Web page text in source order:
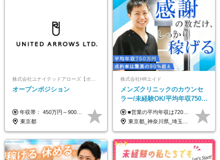
株式会社ユナイテッドアローズ【ポジションマッチ登録】
オープンポジション
年収帯： 450万円～900万円 ※経験・スキルを考慮の上、決定します。
東京都
株式会社HRエイド
メンズクリニックのカウンセ
ラー/未経験OK/平均年収750万
円/4人に1人が年収1000万円超
え/成約率90％
■営業の平均年収は720万円！ ■4人に1人が年収1000万円超え 月給27万円～100万円+インセンティブ(平均月20～40万円程) ＜インセンティブ制度について＞ 当社では創業以来、頑張ったらその分稼げる環境づくりに注力。カウンセラー部署では、個人の成約金額・チームの成果・事業部の売上利益を掛け合わせる新しいインセンティブ制度を導入しました。あなたの頑張り次第で毎月高インセンティブが実現できる体制です！ ※上記金額には固定残業代（35,500円以上～・30時間分）が含まれます。時間超過分は追加支給します。 ※試用期間3か月あり。研修期間3か月中は、月給25万円～30万円になります。(固定残業代：35,500円～・23h分を含む) ※インセンティブの一部は、研修期間中から支給されます。その他待遇の差異はありません。
東京都_神奈川県_埼玉県_千葉県_大阪府_愛知県_北海道_宮城県_栃木県_群馬県_静岡県_兵庫県_京都府_岡山県_熊本県